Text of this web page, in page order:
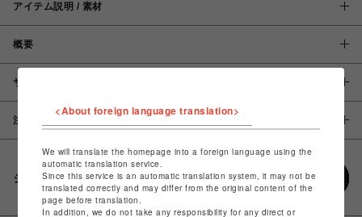
アイテム説明 / 素材
概要
サイズ
注意事項
シェアする
<About foreign language translation>
We will translate the homepage into a foreign language using the
automatic translation service.
Since this service is an automatic translation system, it may not be
translated correctly and may differ from the original content of the
page before translation.
In addition, we do not take any responsibility for any direct or